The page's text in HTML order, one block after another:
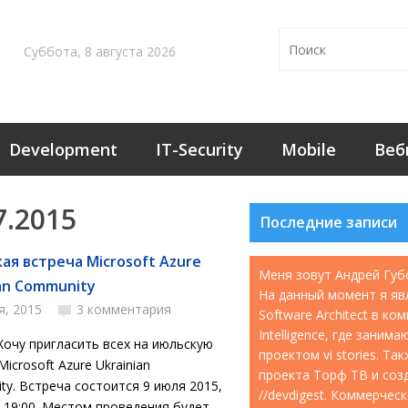
Суббота, 8 августа 2026
Development IT-Security Mobile
встреча Microsoft Azure
Community
2015
3 комментария
пригласить всех на июльскую
Azure Ukrainian
Встреча состоится 9 июля 2015,
Последние записи
Меня зовут Андрей
На данный момент я
Software Architect в
Intelligence, где
проектом vi stories.
проекта Торф ТВ и
//devdigest.